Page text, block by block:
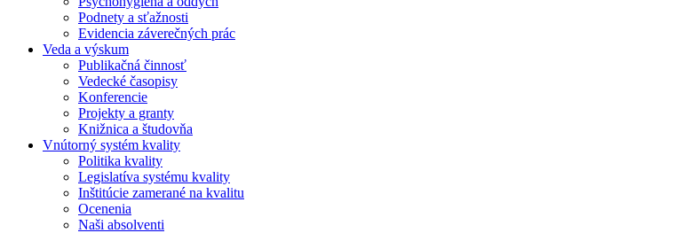
Podnety a sťažnosti
Evidencia záverečných prác
Veda a výskum
Publikačná činnosť
Vedecké časopisy
Konferencie
Projekty a granty
Knižnica a študovňa
Vnútorný systém kvality
Politika kvality
Legislatíva systému kvality
Inštitúcie zamerané na kvalitu
Ocenenia
Naši absolventi